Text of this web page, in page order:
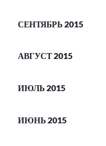
СЕНТЯБРЬ 2015
АВГУСТ 2015
ИЮЛЬ 2015
ИЮНЬ 2015